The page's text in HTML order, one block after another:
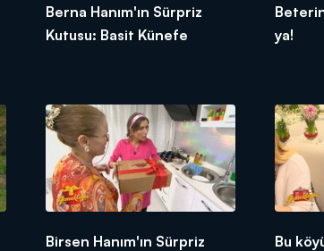
Berna Hanım'ın Sürpriz
Kutusu: Basit Künefe
ya!
Birsen Hanım'ın Sürpriz
Bu